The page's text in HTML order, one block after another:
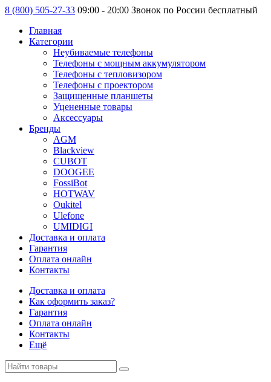
8 (800) 505-27-33 09:00 - 20:00 Звонок по России бесплатный
Главная
Категории
Неубиваемые телефоны
Телефоны с мощным аккумулятором
Телефоны с тепловизором
Телефоны с проектором
Защищенные планшеты
Уцененные товары
Аксессуары
Бренды
AGM
Blackview
CUBOT
DOOGEE
FossiBot
HOTWAV
Oukitel
Ulefone
UMIDIGI
Доставка и оплата
Гарантия
Оплата онлайн
Контакты
Доставка и оплата
Как оформить заказ?
Гарантия
Оплата онлайн
Контакты
Ещё